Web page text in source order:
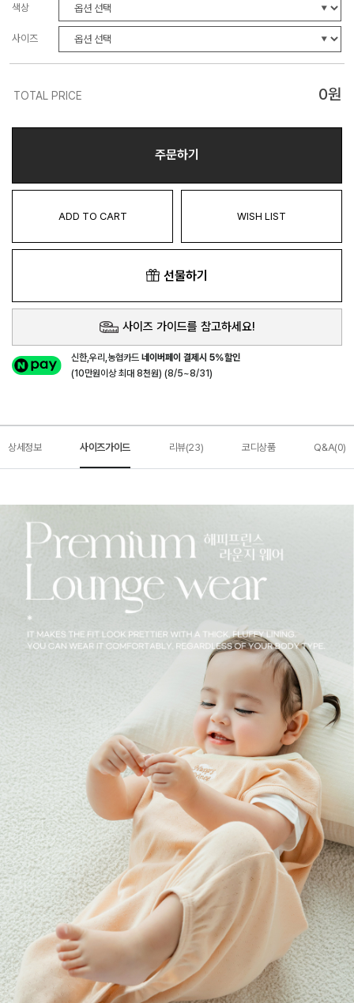
색상
사이즈
TOTAL PRICE 0원
주문하기
ADD TO CART WISH LIST
선물하기
사이즈 가이드를 참고하세요!
신한,우리,농협카드네이버페이 결제시 5%할인
(10만원이상 최대 8천원) (8/5~8/31)
상세정보 사이즈가이드 리뷰(23) 코디상품 Q&A(0)